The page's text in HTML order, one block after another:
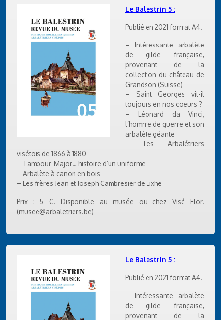
Le Balestrin 5 :
Publié en 2021 format A4.
– Intéressante arbalète
de gilde française,
provenant de la
collection du château de
Grandson (Suisse)
– Saint Georges vit-il
toujours en nos coeurs ?
– Léonard da Vinci,
l’homme de guerre et son
arbalète géante
– Les Arbalétriers
visétois de 1866 à 1880
– Tambour-Major… histoire d’un uniforme
– Arbalète à canon en bois
– Les frères Jean et Joseph Cambresier de Lixhe
Prix : 5 €. Disponible au musée ou chez Visé Flor.
(musee@arbaletriers.be)
Le Balestrin 5 :
Publié en 2021 format A4.
– Intéressante arbalète
de gilde française,
provenant de la